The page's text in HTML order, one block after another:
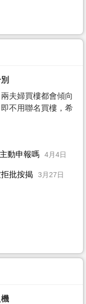
夫婦買樓都會傾向
不用聯名買樓，希
動申報嗎 4月4日
批按揭 3月27日